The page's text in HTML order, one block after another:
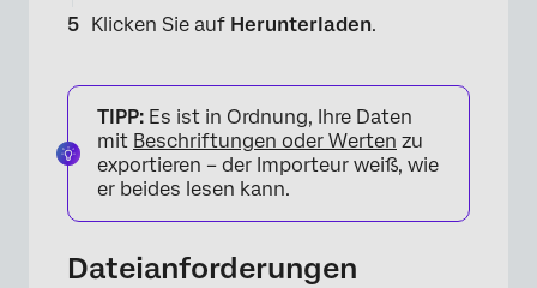
Klicken Sie auf Herunterladen.
TIPP: Es ist in Ordnung, Ihre Daten
mit Beschriftungen oder Werten zu
exportieren – der Importeur weiß, wie
er beides lesen kann.
Dateianforderungen